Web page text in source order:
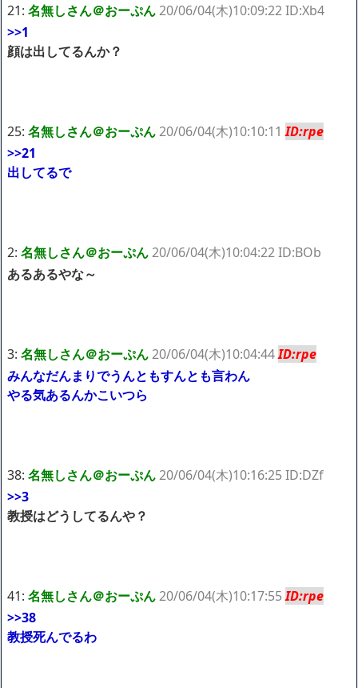
絵師「『ハンター×ハンター』知らない人に誰がどの能力を使う
か解いてもらいたい」→問題が絶妙すぎてファンのニヤニヤが止ま
らなくなるｗｗｗｗｗ
【朗報】幻想水滸伝のソシャゲ、普通に面白いｗｗｗｗｗ
【画像】身長155cm・体重36kg・ウエスト51cmのスレンダー美
少女がAVデビュ－ｗwwww
【画像】彼女「ねー、今日のデートこれで行っていー？」ﾊﾟｼｬ
広末涼子さん、正気に戻ってしまい絶望する・・・「アカン、キ
かつてはSONYのパソコンだった「VAIO」家電量販店のノジマに
買収されてしまう
たけど子無しの原因は親の教えのせいかもしれません
Powered by livedoor 相互RSS
21: 名無しさん＠おーぷん20/06/04(木)10:09:22 ID:Xb4
>>1
顔は出してるんか？
25: 名無しさん＠おーぷん20/06/04(木)10:10:11ID:rpe
>>21
出してるで
2: 名無しさん＠おーぷん20/06/04(木)10:04:22 ID:BOb
あるあるやな～
3: 名無しさん＠おーぷん20/06/04(木)10:04:44ID:rpe
みんなだんまりでうんともすんとも言わん
やる気あるんかこいつら
38: 名無しさん＠おーぷん20/06/04(木)10:16:25 ID:DZf
>>3
教授はどうしてるんや？
41: 名無しさん＠おーぷん20/06/04(木)10:17:55ID:rpe
>>38
教授死んでるわ